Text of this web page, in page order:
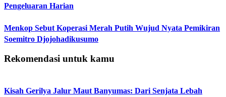
Pengeluaran Harian
Menkop Sebut Koperasi Merah Putih Wujud Nyata Pemikiran
Soemitro Djojohadikusumo
Rekomendasi untuk kamu
Kisah Gerilya Jalur Maut Banyumas: Dari Senjata Lebah